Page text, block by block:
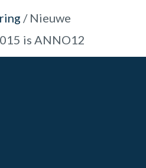
/ Nieuwe
is ANNO12